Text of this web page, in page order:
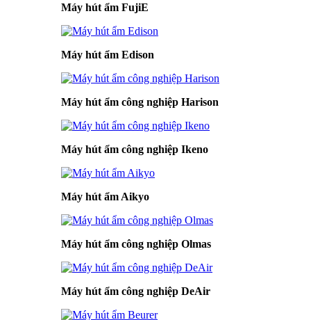
Máy hút ẩm FujiE
Máy hút ẩm Edison
Máy hút ẩm công nghiệp Harison
Máy hút ẩm công nghiệp Ikeno
Máy hút ẩm Aikyo
Máy hút ẩm công nghiệp Olmas
Máy hút ẩm công nghiệp DeAir